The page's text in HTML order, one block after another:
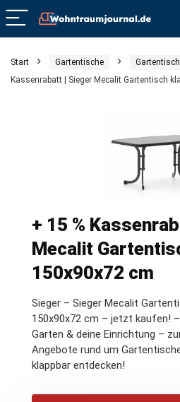
Start Gartentische
Kassenrabatt | Sieger Mecalit Gartentisch
+ 15 %
Mecalit
150x90x72 cm
Sieger – Sieger Mecalit
150x90x72 cm – jetzt kaufen!
Garten & deine Einrichtung –
Angebote rund um
klappbar entdecken!